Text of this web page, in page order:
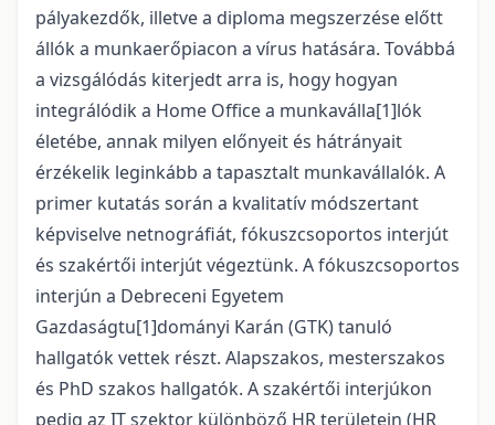
pályakezdők, illetve a diploma megszerzése előtt
állók a munkaerőpiacon a vírus hatására. Továbbá
a vizsgálódás kiterjedt arra is, hogy hogyan
integrálódik a Home Office a munkaválla[1]lók
életébe, annak milyen előnyeit és hátrányait
érzékelik leginkább a tapasztalt munkavállalók. A
primer kutatás során a kvalitatív módszertant
képviselve netnográfiát, fókuszcsoportos interjút
és szakértői interjút végeztünk. A fókuszcsoportos
interjún a Debreceni Egyetem
Gazdaságtu[1]dományi Karán (GTK) tanuló
hallgatók vettek részt. Alapszakos, mesterszakos
és PhD szakos hallgatók. A szakértői interjúkon
pedig az IT szektor különböző HR területein (HR